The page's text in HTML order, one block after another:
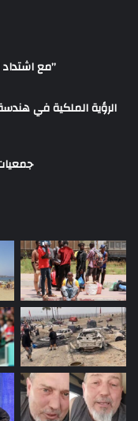
مع اشتداد الخناق الأميركي.. تعرف إلى قصة “هواوي”